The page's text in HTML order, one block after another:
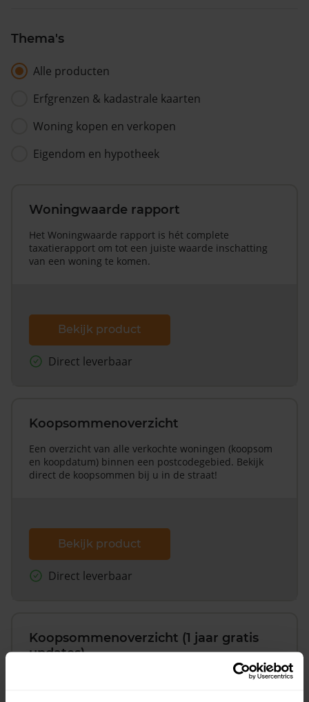
Thema's
Alle producten
Erfgrenzen & kadastrale kaarten
Woning kopen en verkopen
Eigendom en hypotheek
Woningwaarde rapport
Het Woningwaarde rapport is hét complete
taxatierapport om tot een juiste waarde inschatting
van een woning te komen.
Bekijk product
Direct leverbaar
Koopsommenoverzicht
Een overzicht van alle verkochte woningen (koopsom
en koopdatum) binnen een postcodegebied. Bekijk
direct de koopsommen bij u in de straat!
Bekijk product
Direct leverbaar
Koopsommenoverzicht (1 jaar gratis
updates)